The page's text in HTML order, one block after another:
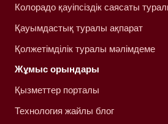
Колорадо қауіпсіздік саясаты
Қауымдастық туралы ақпарат
Қолжетімділік туралы мәлімдеме
Жұмыс орындары
Қызметтер порталы
Технология жайлы блог